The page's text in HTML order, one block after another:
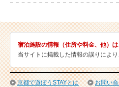
宿泊施設の情報（住所や料金、他）
当サイトに掲載した情報の誤りによ
京都で遊ぼうSTAYとは お問い